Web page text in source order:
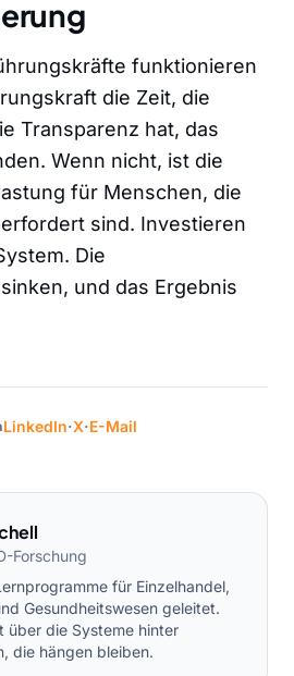
funktionieren
die Zeit, die
Transparenz hat, das
Wenn nicht, ist die
für Menschen, die
sind. Investieren
Die
und das Ergebnis
LinkedIn·X·E-Mail
Forschung
für Einzelhandel,
Gesundheitswesen geleitet.
über die Systeme hinter
die hängen bleiben.